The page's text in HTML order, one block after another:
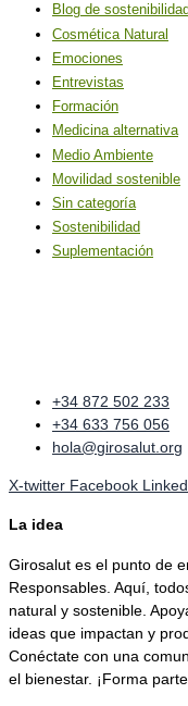
Blog de
Cosmética Natural
Emociones
Entrevistas
Formación
Medicina alternativa
Medio Ambiente
Movilidad sostenible
Sin categoría
Sostenibilidad
Suplementación
+34 872 502 233
+34 633 756 056
hola@girosalut.org
X-twitter Facebook
La idea
Girosalut es el punto de
Responsables. Aquí,
natural y sostenible.
ideas que impactan y
Conéctate con una
el bienestar. ¡Forma